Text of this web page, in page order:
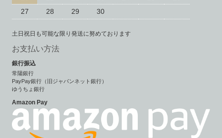
27
28 29 30
土日祝日も可能な限り発送に努めております
お支払い方法
銀行振込
常陽銀行
PayPay銀行（旧ジャパンネット銀行）
ゆうちょ銀行
Amazon Pay